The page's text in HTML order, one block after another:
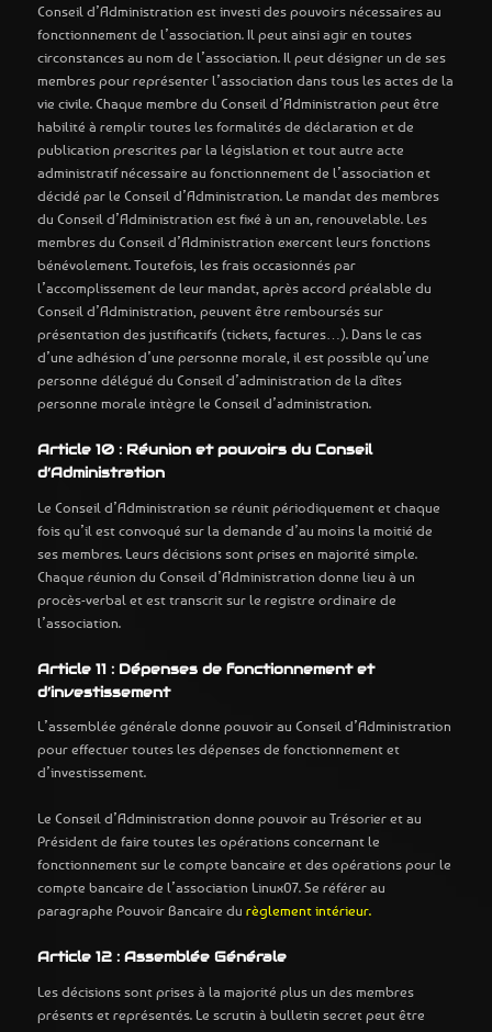
Conseil d’Administration est investi des pouvoirs nécessaires au
fonctionnement de l’association. Il peut ainsi agir en toutes
circonstances au nom de l’association. Il peut désigner un de ses
membres pour représenter l’association dans tous les actes de la
vie civile. Chaque membre du Conseil d’Administration peut être
habilité à remplir toutes les formalités de déclaration et de
publication prescrites par la législation et tout autre acte
administratif nécessaire au fonctionnement de l’association et
décidé par le Conseil d’Administration. Le mandat des membres
du Conseil d’Administration est fixé à un an, renouvelable. Les
membres du Conseil d’Administration exercent leurs fonctions
bénévolement. Toutefois, les frais occasionnés par
l’accomplissement de leur mandat, après accord préalable du
Conseil d’Administration, peuvent être remboursés sur
présentation des justificatifs (tickets, factures…). Dans le cas
d’une adhésion d’une personne morale, il est possible qu’une
personne délégué du Conseil d’administration de la dîtes
personne morale intègre le Conseil d’administration.
Article 10 : Réunion et pouvoirs du Conseil
d’Administration
Le Conseil d’Administration se réunit périodiquement et chaque
fois qu’il est convoqué sur la demande d’au moins la moitié de
ses membres. Leurs décisions sont prises en majorité simple.
Chaque réunion du Conseil d’Administration donne lieu à un
procès-verbal et est transcrit sur le registre ordinaire de
l’association.
Article 11 : Dépenses de fonctionnement et
d’investissement
L’assemblée générale donne pouvoir au Conseil d’Administration
pour effectuer toutes les dépenses de fonctionnement et
d’investissement.
Le Conseil d’Administration donne pouvoir au Trésorier et au
Président de faire toutes les opérations concernant le
fonctionnement sur le compte bancaire et des opérations pour le
compte bancaire de l’association Linux07. Se référer au
paragraphe Pouvoir Bancaire durèglement intérieur.
Article 12 : Assemblée Générale
Les décisions sont prises à la majorité plus un des membres
présents et représentés. Le scrutin à bulletin secret peut être